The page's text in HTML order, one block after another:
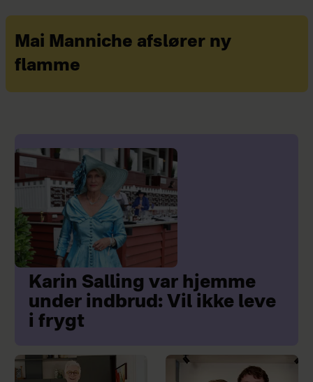
Mai Manniche afslører ny
flamme
Karin Salling var hjemme
under indbrud: Vil ikke leve
i frygt